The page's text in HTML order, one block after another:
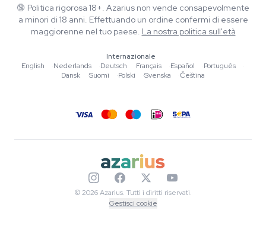
FAQ
Informativa sulla privacy
Blog
Scrittori
Strumenti e Calcolatori
🔞 Politica rigorosa 18+. Azarius non vende consapevolmente
a minori di 18 anni. Effettuando un ordine confermi di essere
maggiorenne nel tuo paese. La nostra politica sull'età
Internazionale
English
·Nederlands ·Deutsch ·Français ·Español ·Português
·
Dansk
·Suomi ·Polski ·Svenska ·Čeština
© 2026 Azarius. Tutti i diritti riservati.
Gestisci cookie